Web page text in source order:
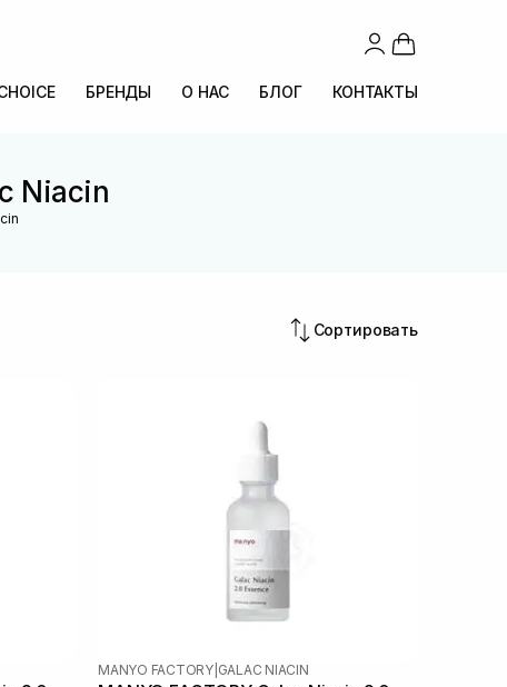
БРЕНДЫ О НАС БЛОГ КОНТАКТЫ
Niacin
Сортировать
MANYO FACTORY| GALAC NIACIN